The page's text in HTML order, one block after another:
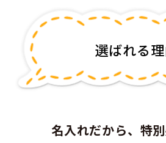
選ばれる
名入れだから、特